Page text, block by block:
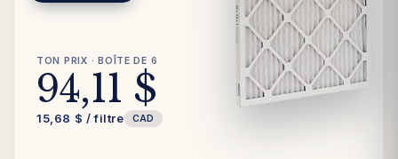
TON PRIX · BOÎTE DE 6
94,11 $
15,68 $ / filtre CAD